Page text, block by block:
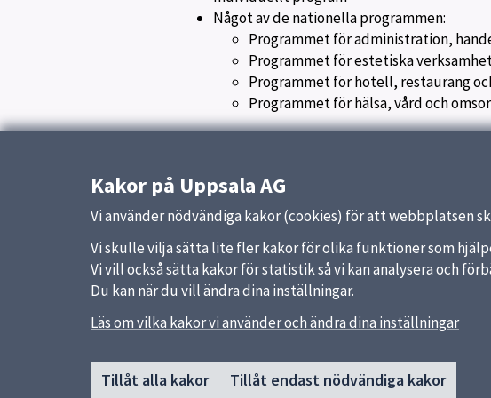
Något av de nationella programmen:
Programmet för administration,
Programmet för estetiska
Programmet för hotell, restaurang
Programmet för hälsa, vård och
Kakor på Uppsala AG
Vi använder nödvändiga kakor (cookies) för att webbplatsen
Vi skulle vilja sätta lite fler kakor för olika funktioner som
Vi vill också sätta kakor för statistik så vi kan analysera och
Du kan när du vill ändra dina inställningar.
Läs om vilka kakor vi använder och ändra dina inställningar
Tillåt alla kakor Tillåt endast nödvändiga kakor
SidfotHuvudmeny
Start
Snabblänkar
Uppsala kommun